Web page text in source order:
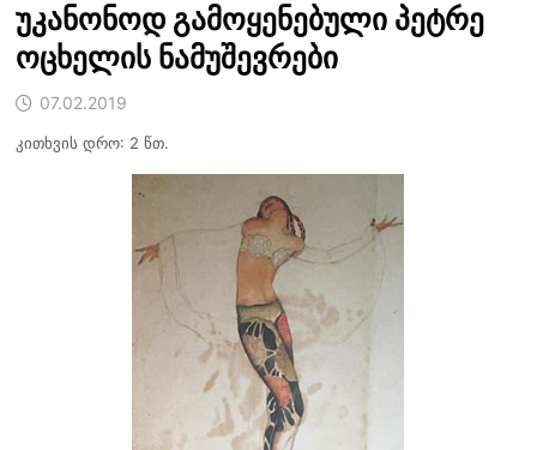
უკანონოდ გამოყენებული პეტრე
ოცხელის ნამუშევრები
07.02.2019
კითხვის დრო: 2 წთ.